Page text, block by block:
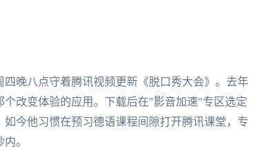
晚八点守着腾讯视频更新《脱口秀大会》。去年
改变体验的应用。下载后在"影音加速"专区选定
今他习惯在预习德语课程间隙打开腾讯课堂，专
。